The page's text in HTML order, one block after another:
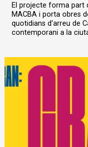
El projecte forma part
MACBA i porta obres
quotidians d'arreu de
contemporani a la